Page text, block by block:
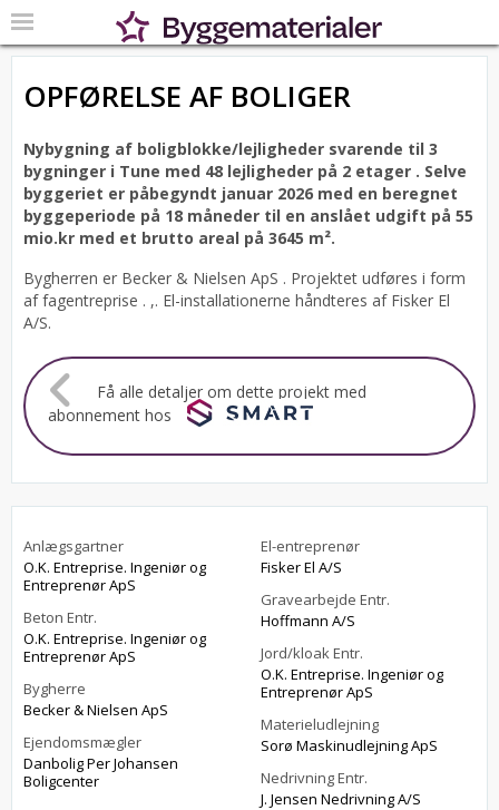
OPFØRELSE AF BOLIGER
Nybygning af boligblokke/lejligheder svarende til 3
bygninger i Tune med 48 lejligheder på 2 etager . Selve
byggeriet er påbegyndt januar 2026 med en beregnet
byggeperiode på 18 måneder til en anslået udgift på 55
mio.kr med et brutto areal på 3645 m².
Bygherren er Becker & Nielsen ApS . Projektet udføres i form
af fagentreprise . ,. El-installationerne håndteres af Fisker El
A/S.
Få alle detaljer om dette projekt med
abonnement hos
Anlægsgartner
O.K. Entreprise. Ingeniør og
Entreprenør ApS
Beton Entr.
O.K. Entreprise. Ingeniør og
Entreprenør ApS
Bygherre
Becker & Nielsen ApS
Ejendomsmægler
Danbolig Per Johansen
Boligcenter
El-entreprenør
Fisker El A/S
Gravearbejde Entr.
Hoffmann A/S
Jord/kloak Entr.
O.K. Entreprise. Ingeniør og
Entreprenør ApS
Materieludlejning
Sorø Maskinudlejning ApS
Nedrivning Entr.
J. Jensen Nedrivning A/S